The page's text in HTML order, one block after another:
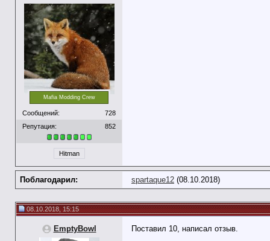
Mafia Modding Crew
Сообщений:
728
Репутация:
852
Hitman
Поблагодарил: spartaque12 (08.10.2018)
08.10.2018, 15:15
EmptyBowl Поставил 10, написал отзыв.